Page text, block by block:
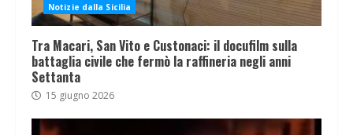
Notizie dalla Sicilia
Tra Macari, San Vito e Custonaci: il docufilm sulla
battaglia civile che fermò la raffineria negli anni
Settanta
15 giugno 2026